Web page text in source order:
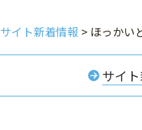
サイト新着情報 > ほっかい
サイ